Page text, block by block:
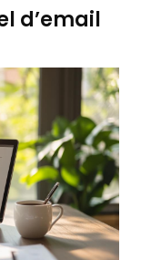
d’email